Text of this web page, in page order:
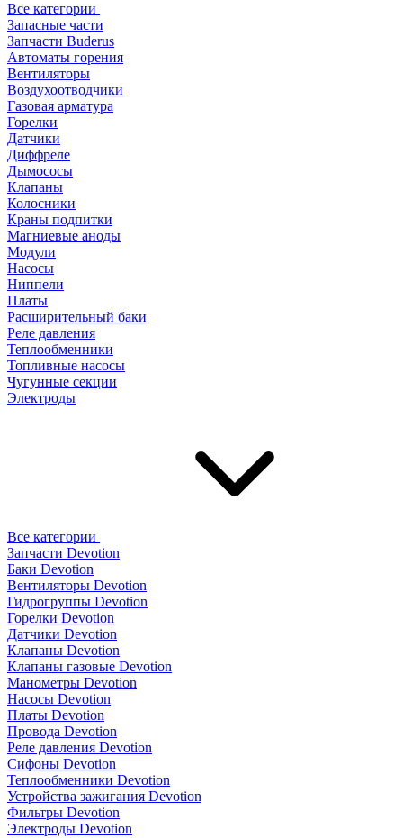
Все категории
Запасные части
Запчасти Buderus
Автоматы горения
Вентиляторы
Воздухоотводчики
Газовая арматура
Горелки
Датчики
Диффреле
Дымососы
Клапаны
Колосники
Краны подпитки
Магниевые аноды
Модули
Насосы
Ниппели
Платы
Расширительный баки
Реле давления
Теплообменники
Топливные насосы
Чугунные секции
Электроды
Все категории
Запчасти Devotion
Баки Devotion
Вентиляторы Devotion
Гидрогруппы Devotion
Горелки Devotion
Датчики Devotion
Клапаны Devotion
Клапаны газовые Devotion
Манометры Devotion
Насосы Devotion
Платы Devotion
Провода Devotion
Реле давления Devotion
Сифоны Devotion
Теплообменники Devotion
Устройства зажигания Devotion
Фильтры Devotion
Электроды Devotion